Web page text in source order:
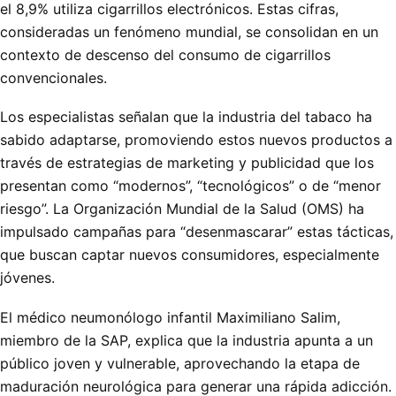
el 8,9% utiliza cigarrillos electrónicos. Estas cifras,
consideradas un fenómeno mundial, se consolidan en un
contexto de descenso del consumo de cigarrillos
convencionales.
Los especialistas señalan que la industria del tabaco ha
sabido adaptarse, promoviendo estos nuevos productos a
través de estrategias de marketing y publicidad que los
presentan como “modernos”, “tecnológicos” o de “menor
riesgo”. La Organización Mundial de la Salud (OMS) ha
impulsado campañas para “desenmascarar” estas tácticas,
que buscan captar nuevos consumidores, especialmente
jóvenes.
El médico neumonólogo infantil Maximiliano Salim,
miembro de la SAP, explica que la industria apunta a un
público joven y vulnerable, aprovechando la etapa de
maduración neurológica para generar una rápida adicción.